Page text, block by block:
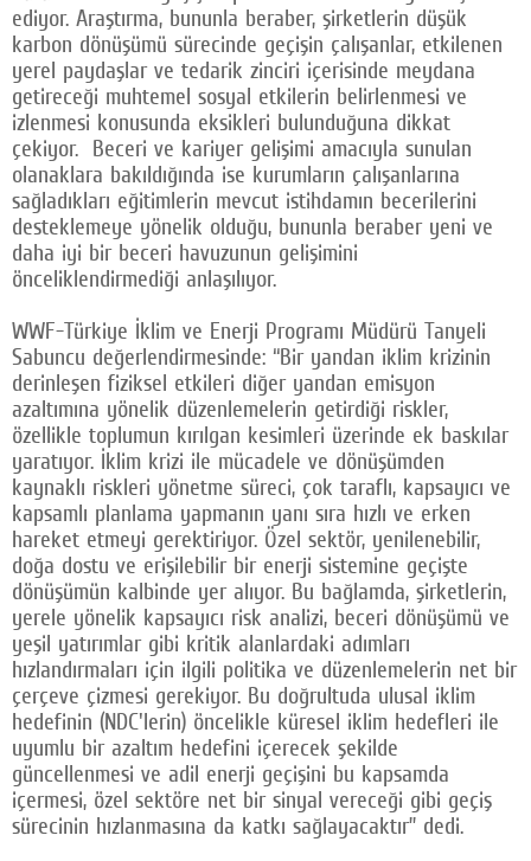
ediyor. Araştırma, bununla beraber, şirketlerin düşük
karbon dönüşümü sürecinde geçişin çalışanlar, etkilenen
yerel paydaşlar ve tedarik zinciri içerisinde meydana
getireceği muhtemel sosyal etkilerin belirlenmesi ve
izlenmesi konusunda eksikleri bulunduğuna dikkat
çekiyor. Beceri ve kariyer gelişimi amacıyla sunulan
olanaklara bakıldığında ise kurumların çalışanlarına
sağladıkları eğitimlerin mevcut istihdamın becerilerini
desteklemeye yönelik olduğu, bununla beraber yeni ve
daha iyi bir beceri havuzunun gelişimini
önceliklendirmediği anlaşılıyor.
WWF-Türkiye İklim ve Enerji Programı Müdürü Tanyeli
Sabuncu değerlendirmesinde: “Bir yandan iklim krizinin
derinleşen fiziksel etkileri diğer yandan emisyon
azaltımına yönelik düzenlemelerin getirdiği riskler,
özellikle toplumun kırılgan kesimleri üzerinde ek baskılar
yaratıyor. İklim krizi ile mücadele ve dönüşümden
kaynaklı riskleri yönetme süreci, çok taraflı, kapsayıcı ve
kapsamlı planlama yapmanın yanı sıra hızlı ve erken
hareket etmeyi gerektiriyor. Özel sektör, yenilenebilir,
doğa dostu ve erişilebilir bir enerji sistemine geçişte
dönüşümün kalbinde yer alıyor. Bu bağlamda, şirketlerin,
yerele yönelik kapsayıcı risk analizi, beceri dönüşümü ve
yeşil yatırımlar gibi kritik alanlardaki adımları
hızlandırmaları için ilgili politika ve düzenlemelerin net bir
çerçeve çizmesi gerekiyor. Bu doğrultuda ulusal iklim
hedefinin (NDC'lerin) öncelikle küresel iklim hedefleri ile
uyumlu bir azaltım hedefini içerecek şekilde
güncellenmesi ve adil enerji geçişini bu kapsamda
içermesi, özel sektöre net bir sinyal vereceği gibi geçiş
sürecinin hızlanmasına da katkı sağlayacaktır” dedi.